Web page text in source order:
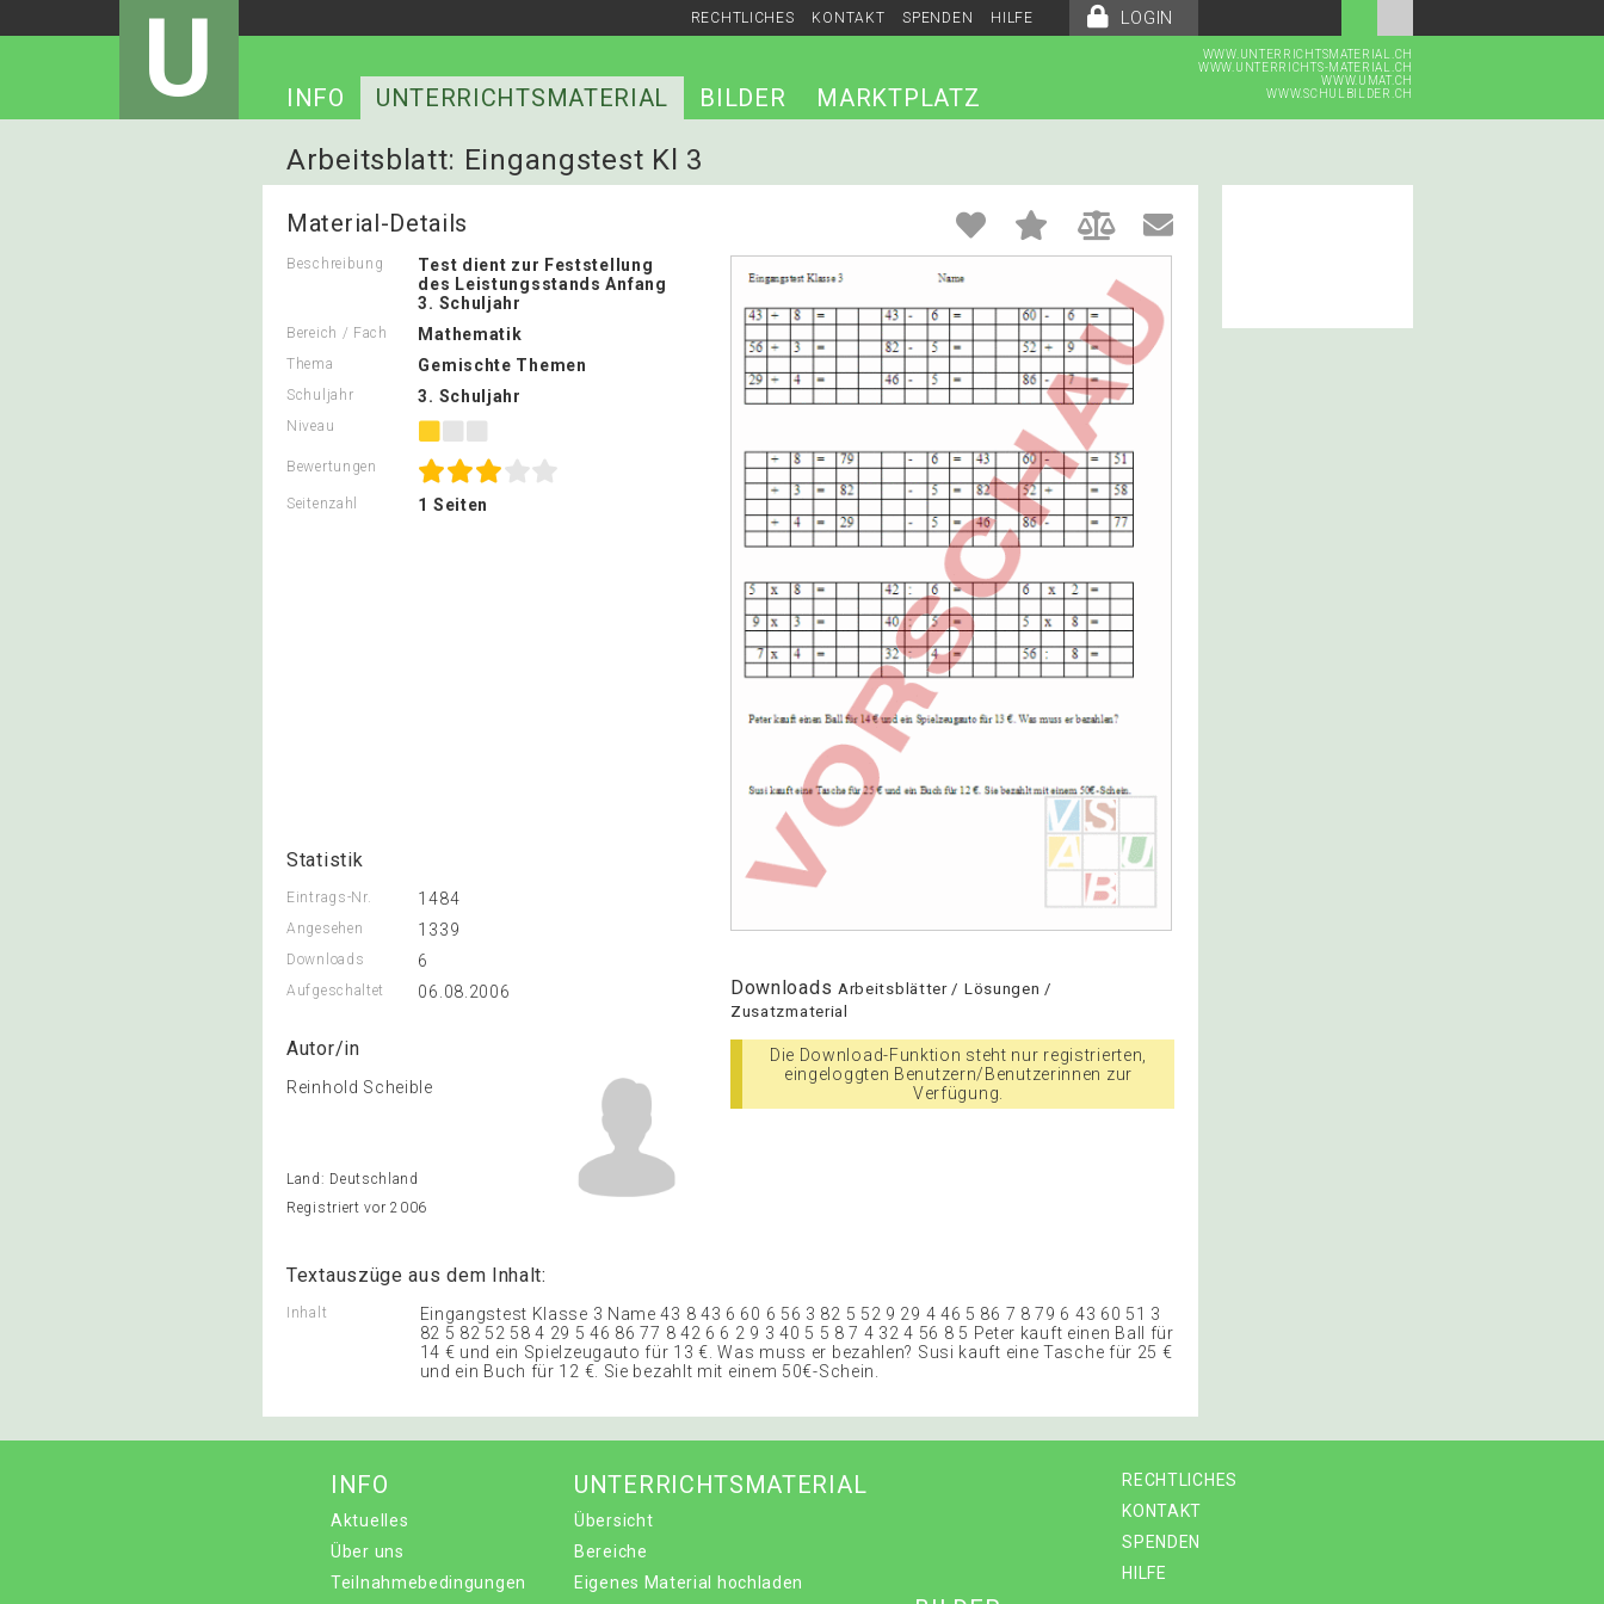
LOGIN
RECHTLICHES KONTAKT SPENDEN HILFE
U
WWW.UNTERRICHTSMATERIAL.CH
WWW.UNTERRICHTS-MATERIAL.CH
WWW.UMAT.CH
WWW.SCHULBILDER.CH
INFO UNTERRICHTSMATERIAL BILDER MARKTPLATZ
Arbeitsblatt: Eingangstest Kl 3
Material-Details
Beschreibung
Test dient zur Feststellung
des Leistungsstands Anfang
3. Schuljahr
Bereich / Fach Mathematik
Thema Gemischte Themen
Schuljahr 3. Schuljahr
Niveau
Bewertungen
Seitenzahl 1 Seiten
Statistik
Eintrags-Nr. 1484
Angesehen 1339
Downloads 6
Aufgeschaltet 06.08.2006
Autor/in
Reinhold Scheible
Land: Deutschland
Registriert vor 2006
Downloads Arbeitsblätter / Lösungen /
Zusatzmaterial
Die Download-Funktion steht nur registrierten,
eingeloggten Benutzern/Benutzerinnen zur
Verfügung.
Textauszüge aus dem Inhalt:
Inhalt
Eingangstest Klasse 3 Name 43 8 43 6 60 6 56 3 82 5 52 9 29 4 46 5 86 7 8 79 6 43 60 51 3
82 5 82 52 58 4 29 5 46 86 77 8 42 6 6 2 9 3 40 5 5 8 7 4 32 4 56 8 5 Peter kauft einen Ball für
14 € und ein Spielzeugauto für 13 €. Was muss er bezahlen? Susi kauft eine Tasche für 25 €
und ein Buch für 12 €. Sie bezahlt mit einem 50€-Schein.
RECHTLICHES
KONTAKT
SPENDEN
HILFE
INFO
Aktuelles
Über uns
Teilnahmebedingungen
UNTERRICHTSMATERIAL
Übersicht
Bereiche
Eigenes Material hochladen